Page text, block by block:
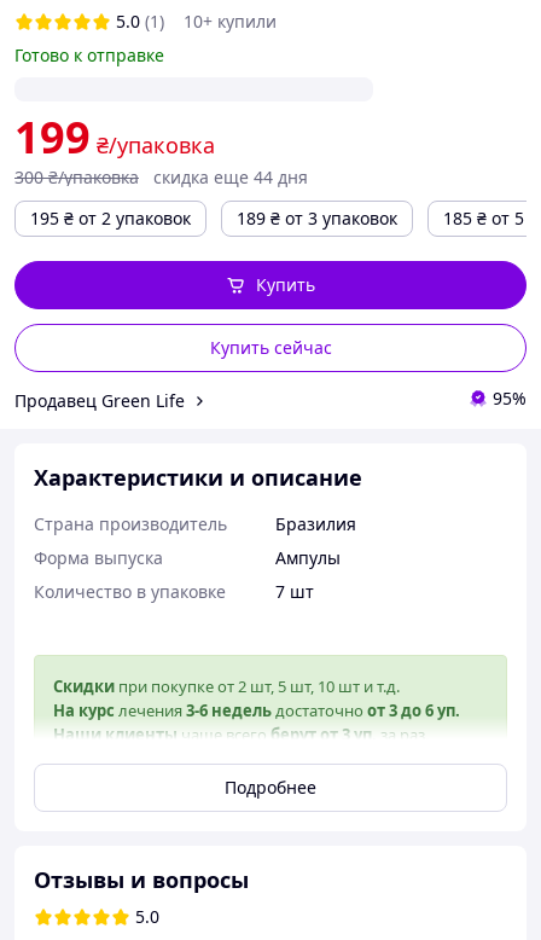
5.0 (1)
10+ купили
Готово к отправке
199 ₴/упаковка
300 ₴/упаковка
скидка еще 44 дня
195 ₴ от 2 упаковок 189 ₴ от 3 упаковок 185 ₴ от 5
Купить сейчас
Купить
Продавец Green Life 95%
Характеристики и описание
Страна производитель
Бразилия
Форма выпуска
Ампулы
Количество в упаковке
7 шт
Скидки при покупке от 2 шт, 5 шт, 10 шт и т.д.
На курс лечения3-6 недельдостаточно от 3 до 6 уп.
Наши клиенты чаще всего берут от 3 уп. за раз.
Осторожно! На сайте указана официальная цена! Цена
Преимущества
Подробнее
Отзывы и вопросы
5.0